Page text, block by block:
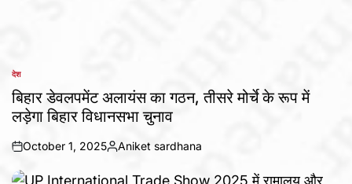
POSTED
IN
देश
बिहार डेवलपमेंट अलायंस का गठन, तीसरे मोर्चे के रूप में
लड़ेगा बिहार विधानसभा चुनाव
on
October 1, 2025
Posted
Aniket sardhana